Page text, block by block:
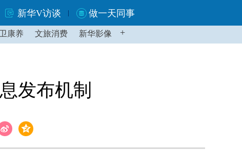
新华V访谈 做一天同事
康养 文旅消费 新华影像 +
发布机制